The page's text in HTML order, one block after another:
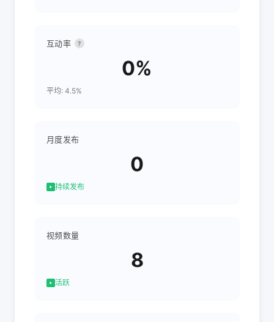
互动率 ?
0%
平均: 4.5%
月度发布
0
持续发布
视频数量
8
活跃